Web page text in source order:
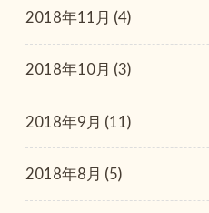
2018年11月 (4)
2018年10月 (3)
2018年9月 (11)
2018年8月 (5)